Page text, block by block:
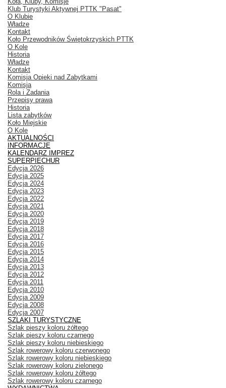
Klub Turystyki Aktywnej PTTK "Pasat"
O Klubie
Władze
Kontakt
Koło Przewodników Świętokrzyskich PTTK
O Kole
Historia
Władze
Kontakt
Komisja Opieki nad Zabytkami
Komisja
Rola i Zadania
Przepisy prawa
Historia
Lista zabytków
Koło Miejskie
O Kole
AKTUALNOŚCI
INFORMACJE
KALENDARZ IMPREZ
SUPERPIECHUR
Edycja 2026
Edycja 2025
Edycja 2024
Edycja 2023
Edycja 2022
Edycja 2021
Edycja 2020
Edycja 2019
Edycja 2018
Edycja 2017
Edycja 2016
Edycja 2015
Edycja 2014
Edycja 2013
Edycja 2012
Edycja 2011
Edycja 2010
Edycja 2009
Edycja 2008
Edycja 2007
SZLAKI TURYSTYCZNE
Szlak pieszy koloru żółtego
Szlak pieszy koloru czarnego
Szlak pieszy koloru niebieskiego
Szlak rowerowy koloru czerwonego
Szlak rowerowy koloru niebieskiego
Szlak rowerowy koloru zielonego
Szlak rowerowy koloru żółtego
Szlak rowerowy koloru czarnego